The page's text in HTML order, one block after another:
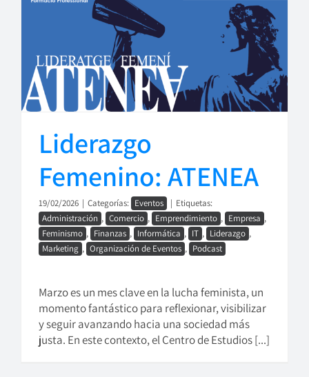
Liderazgo
Femenino: ATENEA
19/02/2026 | Categorías: Eventos | Etiquetas:
Administración , Comercio , Emprendimiento , Empresa ,
Feminismo , Finanzas , Informática , IT , Liderazgo ,
Marketing , Organización de Eventos , Podcast
Marzo es un mes clave en la lucha feminista, un
momento fantástico para reflexionar, visibilizar
y seguir avanzando hacia una sociedad más
justa. En este contexto, el Centro de Estudios [...]